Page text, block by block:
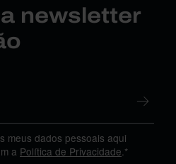
newsletter
meus dados pessoais aqui
a Política de Privacidade .*